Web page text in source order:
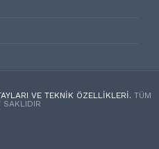
VE TEKNIK ÖZELLIKLERI. TÜM
SAKLIDIR